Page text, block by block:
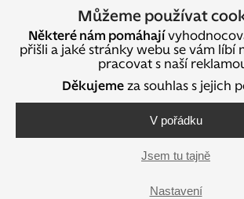
Můžeme používat
Některé nám pomáhají
přišli a jaké stránky webu se vám líbí
pracovat s naší
Děkujemeza souhlas s jejich
V pořádku
Jsem tu tajně
Nastavení
U našich výcviků se dále setkáte s
V těžišti této certifikační značky stojí
a etiku výkonu profesekouče rozvoje
Vyberte si kurz koučinku
Sdílejte na sociálních